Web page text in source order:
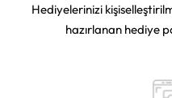
Hediyelerinizi
hazırlanan hediye